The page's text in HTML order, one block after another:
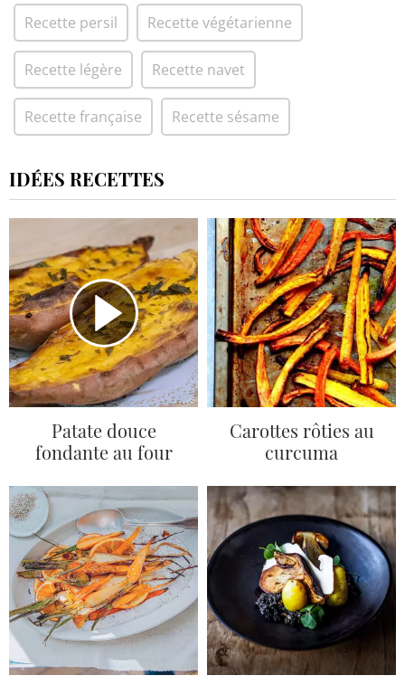
Recette persil Recette végétarienne
Recette légère Recette navet
Recette française Recette sésame
IDÉES RECETTES
Patate douce
fondante au four
Carottes rôties au
curcuma